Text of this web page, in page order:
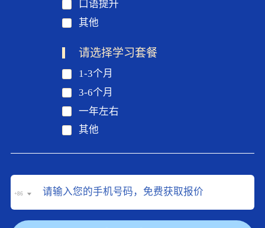
口语提升
其他
请选择学习套餐
1-3个月
3-6个月
一年左右
其他
+86